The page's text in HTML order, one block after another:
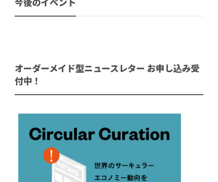
今後のイベント
オーダーメイド型ニュースレター お申し込み受
付中！